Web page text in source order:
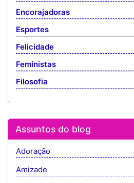
Encorajadoras
Esportes
Felicidade
Feministas
Filosofia
Assuntos do blog
Adoração
Amizade